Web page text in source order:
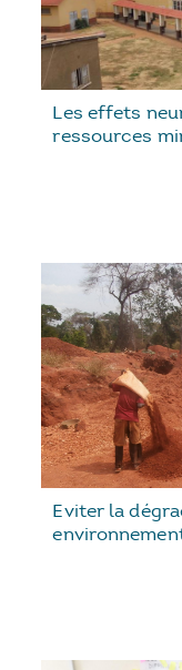
Les effets
ressources
Eviter la